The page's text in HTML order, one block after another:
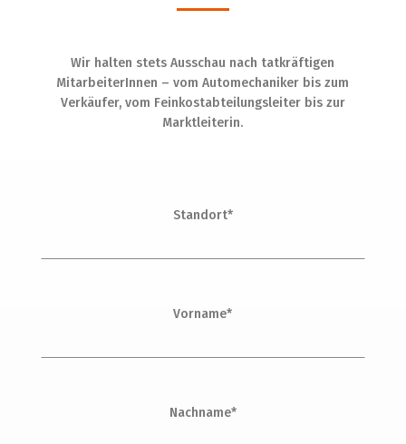
Wir halten stets Ausschau nach tatkräftigen
MitarbeiterInnen – vom Automechaniker bis zum
Verkäufer, vom Feinkostabteilungsleiter bis zur
Marktleiterin.
Standort*
Vorname*
Nachname*